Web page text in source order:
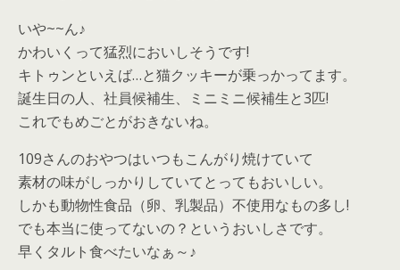
いや~~ん♪
かわいくって猛烈においしそうです!
キトゥンといえば…と猫クッキーが乗っかってます。
誕生日の人、社員候補生、ミニミニ候補生と3匹!
これでもめごとがおきないね。
109さんのおやつはいつもこんがり焼けていて
素材の味がしっかりしていてとってもおいしい。
しかも動物性食品（卵、乳製品）不使用なもの多し!
でも本当に使ってないの？というおいしさです。
早くタルト食べたいなぁ～♪